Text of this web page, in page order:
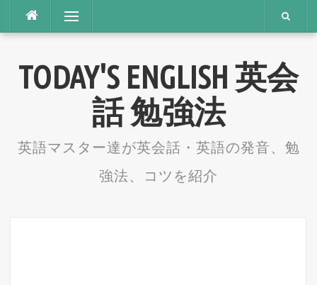
ン
メニュー
TODAY'S ENGLISH 英会
話 勉強法
英語マスター達が英会話・英語の発音、勉
強法、コツを紹介